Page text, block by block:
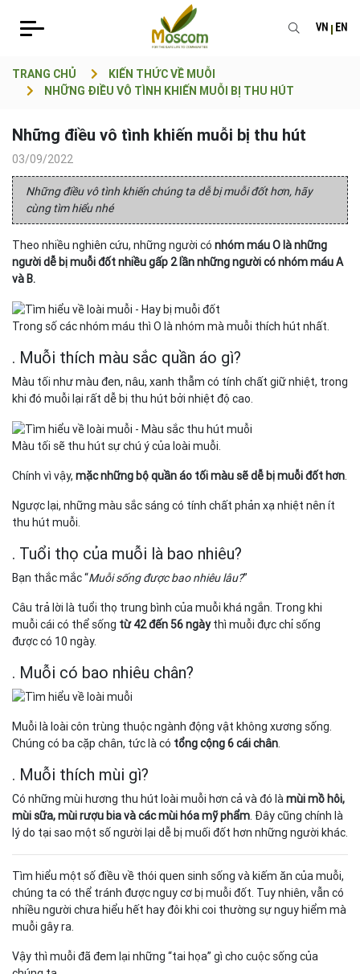
VN EN
TRANG CHỦ
KIẾN THỨC VỀ MUỖI
NHỮNG ĐIỀU VÔ TÌNH KHIẾN MUỖI BỊ THU HÚT
Những điều vô tình khiến muỗi bị thu hút
03/09/2022
Những điều vô tình khiến chúng ta dễ bị muỗi đốt hơn, hãy
cùng tìm hiểu nhé
Theo nhiều nghiên cứu, những người có nhóm máu O là những
người dễ bị muỗi đốt nhiều gấp 2 lần những người có nhóm máu A
và B.
Trong số các nhóm máu thì O là nhóm mà muỗi thích hút nhất.
. Muỗi thích màu sắc quần áo gì?
Màu tối như màu đen, nâu, xanh thẫm có tính chất giữ nhiệt, trong
khi đó muỗi lại rất dễ bị thu hút bởi nhiệt độ cao.
Màu tối sẽ thu hút sự chú ý của loài muỗi.
Chính vì vậy, mặc những bộ quần áo tối màu sẽ dễ bị muỗi đốt hơn
Ngược lại, những màu sắc sáng có tính chất phản xạ nhiệt nên ít
thu hút muỗi.
. Tuổi thọ của muỗi là bao nhiêu?
Bạn thắc mắc “Muỗi sống được bao nhiêu lâu?”
Câu trả lời là tuổi thọ trung bình của muỗi khá ngắn. Trong khi
muỗi cái có thể sống từ 42 đến 56 ngàythì muỗi đực chỉ sống
được có 10 ngày.
. Muỗi có bao nhiêu chân?
Muỗi là loài côn trùng thuộc ngành động vật không xương sống.
Chúng có ba cặp chân, tức là có tổng cộng 6 cái chân.
. Muỗi thích mùi gì?
Có những mùi hương thu hút loài muỗi hơn cả và đó làmùi mồ hôi,
mùi sữa, mùi rượu bia và các mùi hóa mỹ phẩm. Đây cũng chính là
lý do tại sao một số người lại dễ bị muối đốt hơn những người khác.
Tìm hiểu một số điều về thói quen sinh sống và kiếm ăn của muỗi,
chúng ta có thể tránh được nguy cơ bị muỗi đốt. Tuy nhiên, vẫn có
nhiều người chưa hiểu hết hay đôi khi coi thường sự nguy hiểm mà
muỗi gây ra.
Vậy thì muỗi đã đem lại những “tai họa” gì cho cuộc sống của